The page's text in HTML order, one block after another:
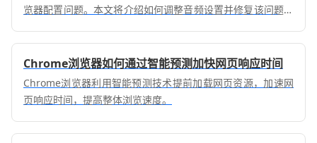
览器配置问题。本文将介绍如何调整音频设置并修复该问题，
Chrome浏览器如何通过智能预测加快网页响应时间
Chrome浏览器利用智能预测技术提前加载网页资源，加速网
页响应时间，提高整体浏览速度。